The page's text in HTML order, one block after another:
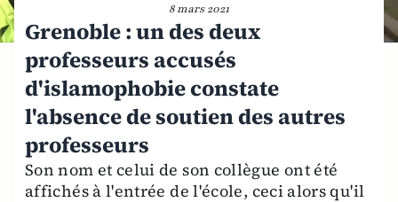
8 mars 2021
Grenoble : un des deux
professeurs accusés
d'islamophobie constate
l'absence de soutien des autres
professeurs
Son nom et celui de son collègue ont été
affichés à l'entrée de l'école, ceci alors qu'il